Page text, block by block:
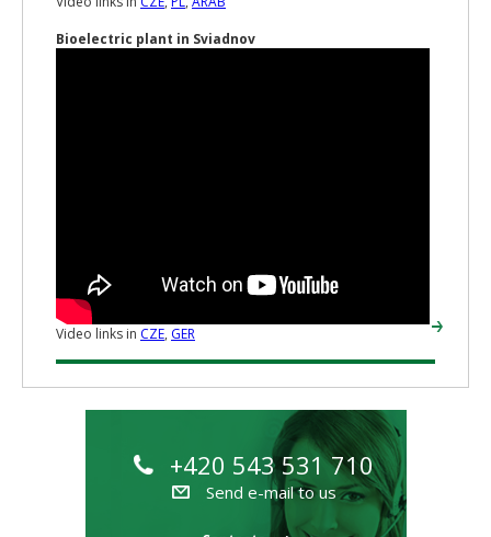
Bioelectric plant in Sviadnov
Video links in CZE, GER
+420 543 531 710
Send e-mail to us